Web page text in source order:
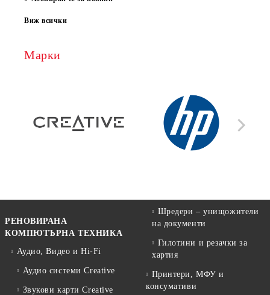
Виж всички
Марки
РЕНОВИРАНА
КОМПЮТЪРНА ТЕХНИКА
Аудио, Видео и Hi-Fi
Аудио системи Creative
Звукови карти Creative
Шредери – унищожители
на документи
Гилотини и резачки за
хартия
Принтери, МФУ и
консумативи